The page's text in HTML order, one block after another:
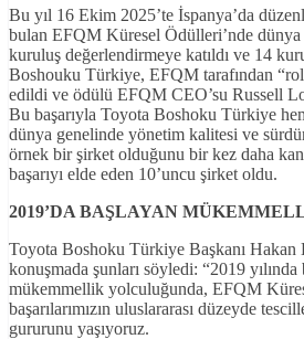
Bu yıl 16 Ekim 2025’te İspanya’da
bulan EFQM Küresel Ödülleri’nde dünya
kuruluş değerlendirmeye katıldı ve 14
Boshouku Türkiye, EFQM tarafından
edildi ve ödülü EFQM CEO’su Russell
Bu başarıyla Toyota Boshoku Türkiye
dünya genelinde yönetim kalitesi ve
örnek bir şirket olduğunu bir kez daha
başarıyı elde eden 10’uncu şirket oldu.
2019’DA BAŞLAYAN
Toyota Boshoku Türkiye Başkanı Hakan
konuşmada şunları söyledi: “2019 yılında
mükemmellik yolculuğunda, EFQM
başarılarımızın uluslararası düzeyde
gururunu yaşıyoruz.